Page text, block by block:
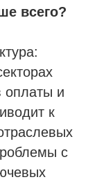
всего?
оплаты и
к
с